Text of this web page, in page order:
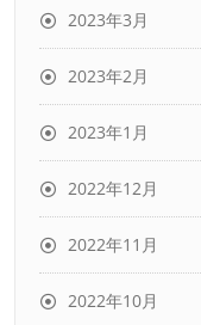
2023年3月
2023年2月
2023年1月
2022年12月
2022年11月
2022年10月